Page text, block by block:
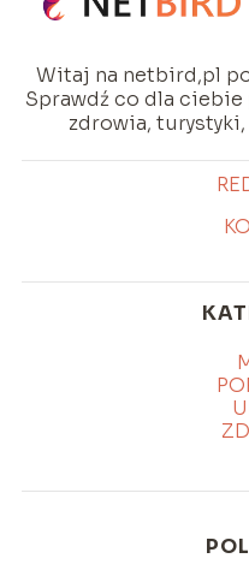
Witaj na netbird,pl
Sprawdź co dla ciebie
zdrowia,